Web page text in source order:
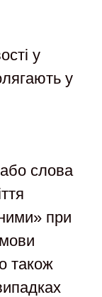
у
у
слова
при
також